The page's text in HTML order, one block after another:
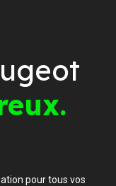
pour tous vos